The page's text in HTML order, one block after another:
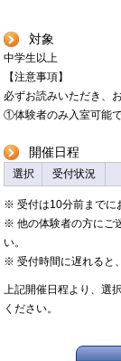
対象
中学生以上
【注意事項】
必ずお読みいただき、
①体験者のみ入室可能
開催日程
選択 受付状況
※ 受付は10分前までに
※ 他の体験者の方にご
い。
※ 受付時間に遅れると
上記開催日程より、選
ください。